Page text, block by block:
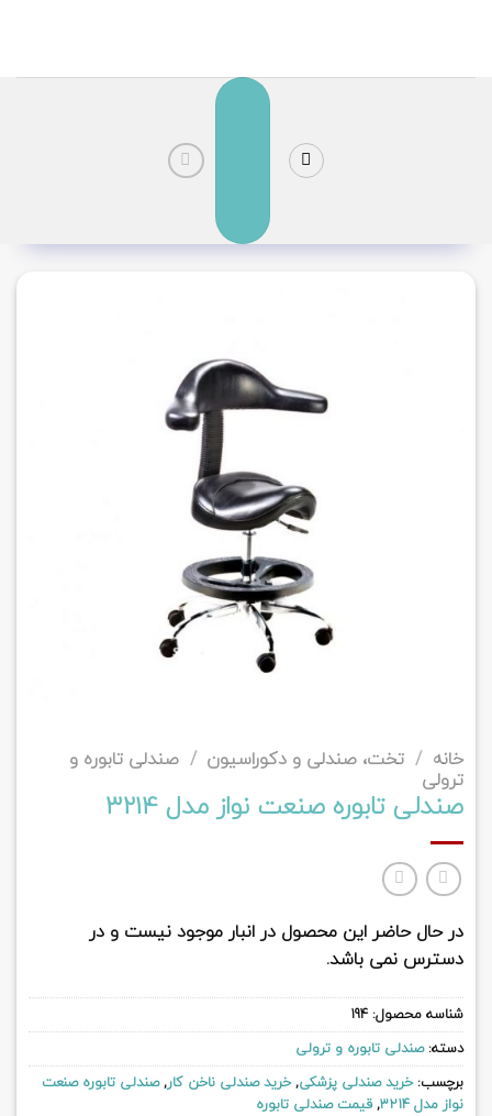
خانه / تخت، صندلی و دکوراسیون / صندلی تابوره و
ترولی
صندلی تابوره صنعت نواز مدل 3214
در حال حاضر این محصول در انبار موجود نیست و در
دسترس نمی باشد.
شناسه محصول:194
دسته:صندلی تابوره و ترولی
برچسب:خرید صندلی پزشکی,خرید صندلی ناخن کار,صندلی تابوره صنعت
نواز مدل 3214
,قیمت صندلی تابوره